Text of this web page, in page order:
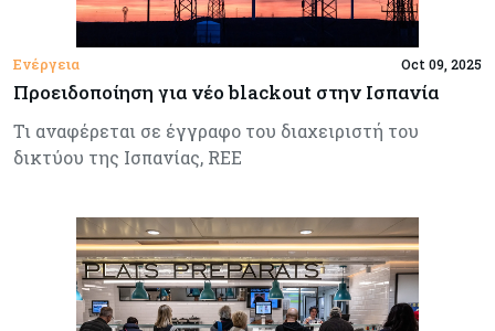
Ενέργεια Oct 09, 2025
Προειδοποίηση για νέο blackout στην Ισπανία
Τι αναφέρεται σε έγγραφο του διαχειριστή του
δικτύου της Ισπανίας, REE